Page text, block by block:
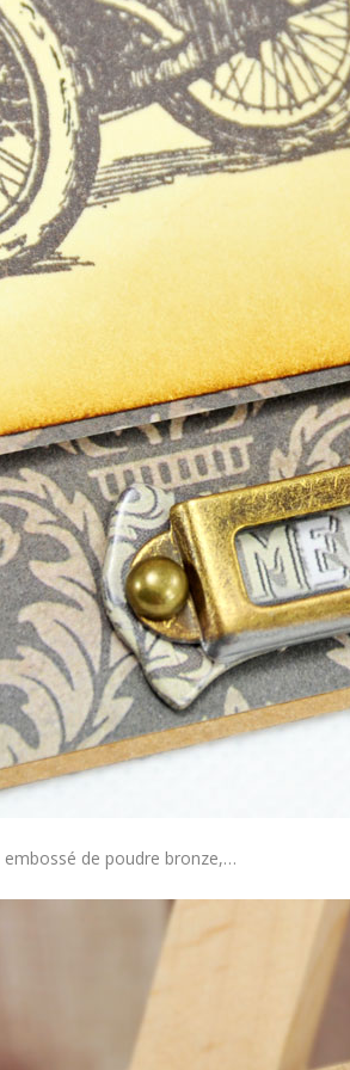
embossé de poudre bronze,…